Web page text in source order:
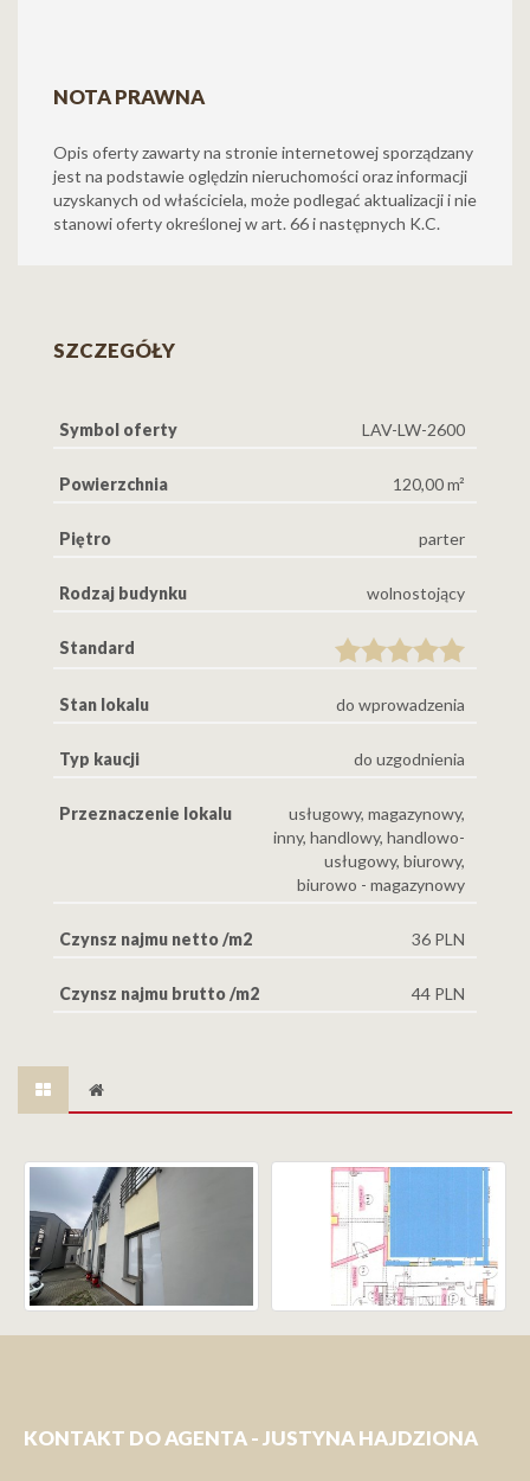
NOTA PRAWNA
Opis oferty zawarty na stronie internetowej sporządzany
jest na podstawie oględzin nieruchomości oraz informacji
uzyskanych od właściciela, może podlegać aktualizacji i nie
stanowi oferty określonej w art. 66 i następnych K.C.
SZCZEGÓŁY
Symbol oferty LAV-LW-2600
Powierzchnia 120,00 m²
Piętro parter
Rodzaj budynku wolnostojący
Standard
Stan lokalu do wprowadzenia
Typ kaucji do uzgodnienia
Przeznaczenie lokalu
usługowy, magazynowy,
inny, handlowy, handlowo-
usługowy, biurowy,
biurowo - magazynowy
Czynsz najmu netto /m2 36 PLN
Czynsz najmu brutto /m2 44 PLN
KONTAKT DO AGENTA - JUSTYNA HAJDZIONA